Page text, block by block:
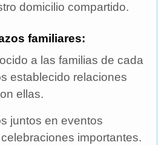
domicilio compartido.
familiares:
a las familias de cada
establecido relaciones
ellas.
juntos en eventos
importantes.